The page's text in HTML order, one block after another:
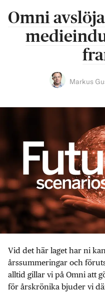
Omni
Markus
Vid det här laget har ni
årssummeringar och
alltid gillar vi på Omni att
för årskrönika bjuder vi